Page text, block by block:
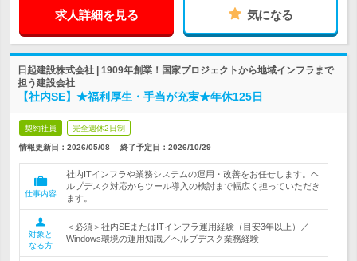
求人詳細を見る 気になる
日起建設株式会社 | 1909年創業！国家プロジェクトから地域インフラまで
担う建設会社
【社内SE】★福利厚生・手当が充実★年休125日
契約社員 完全週休2日制
情報更新日：2026/05/08 終了予定日： 2026/10/29
仕事内容
社内ITインフラや業務システムの運用・改善をお任せします。ヘ
ルプデスク対応からツール導入の検討まで幅広く担っていただき
ます。
対象と
なる方
＜必須＞社内SEまたはITインフラ運用経験（目安3年以上）／
Windows環境の運用知識／ヘルプデスク業務経験